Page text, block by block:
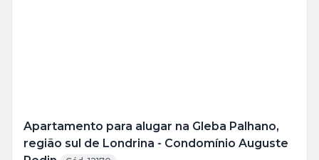
Apartamento para alugar na Gleba Palhano,
região sul de Londrina - Condomínio Auguste